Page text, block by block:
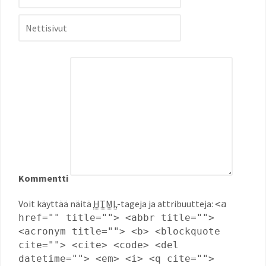
Kommentti
Voit käyttää näitä HTML-tageja ja attribuutteja: <a
href="" title=""> <abbr title="">
<acronym title=""> <b> <blockquote
cite=""> <cite> <code> <del
datetime=""> <em> <i> <q cite="">